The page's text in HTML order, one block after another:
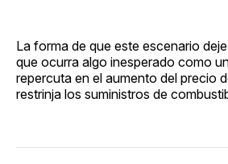
La forma de que este escenario
que ocurra algo inesperado como
repercuta en el aumento del precio
restrinja los suministros de